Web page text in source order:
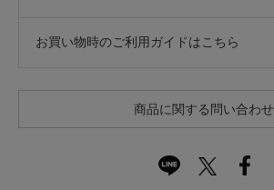
お買い物時のご利用ガイドはこちら
商品に関する問い合わせ